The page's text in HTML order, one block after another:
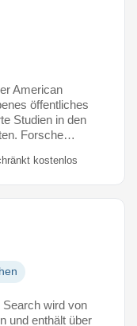
American
öffentliches
Studien in den
Forsche…
kostenlos
wird von
und enthält über